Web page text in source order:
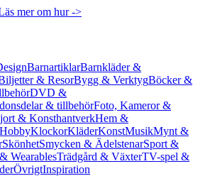
mer om hur ->
BarnartiklarBarnkläder &
& ResorBygg & VerktygBöcker &
DVD &
& tillbehörFoto, Kameror &
& KonsthantverkHem &
HobbyKlockorKläderKonstMusikMynt &
SkönhetSmycken & ÄdelstenarSport &
WearablesTrädgård & VäxterTV-spel &
ÖvrigtInspiration